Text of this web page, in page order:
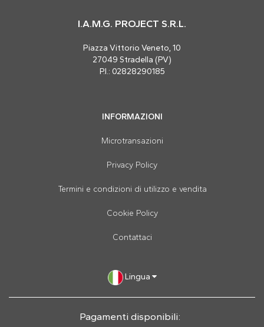
I.A.M.G. PROJECT S.R.L.
Piazza Vittorio Veneto, 10
27049 Stradella (PV)
P.I.: 02828290185
INFORMAZIONI
Microtransazioni
Privacy Policy
Termini e condizioni di utilizzo e vendita
Cookie Policy
Contattaci
Lingua
Pagamenti disponibili: